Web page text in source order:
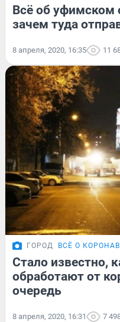
Всё об уфимском
зачем туда
8 апреля, 2020, 16:35 11
ГОРОД ВСЁ О
Стало известно,
обработают от
очередь
8 апреля, 2020, 16:31 7